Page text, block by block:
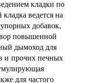
кладки по
ведется на
добавок,
повышенной
дымоход для
и прочих печных
для частого